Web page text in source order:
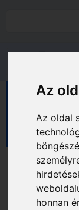
Az
Az oldal
honnan
HÁZ